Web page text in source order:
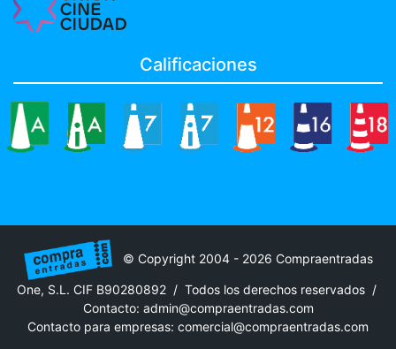
Calificaciones
© Copyright 2004 - 2026 Compraentradas
One, S.L. CIF B90280892 / Todos los derechos reservados /
Contacto: admin@compraentradas.com
Contacto para empresas: comercial@compraentradas.com